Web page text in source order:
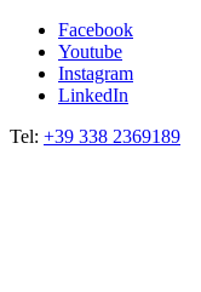
Facebook
Youtube
Instagram
LinkedIn
Tel: +39 338 2369189